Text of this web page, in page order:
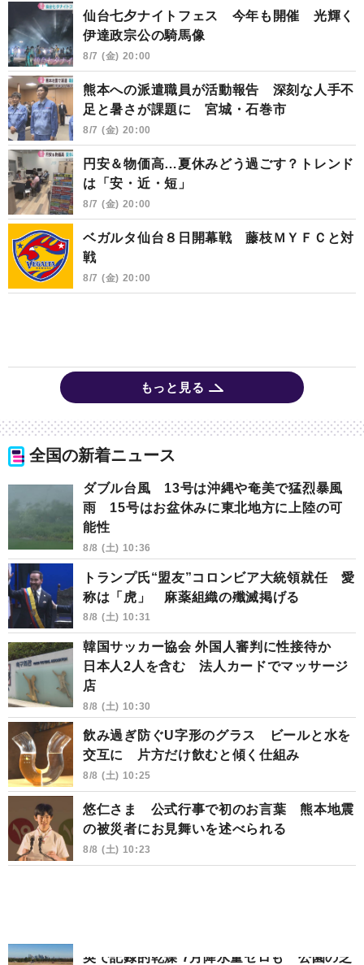
仙台七夕ナイトフェス 今年も開催 光輝く
伊達政宗公の騎馬像
8/7 (金) 20:00
熊本への派遣職員が活動報告 深刻な人手不
足と暑さが課題に 宮城・石巻市
8/7 (金) 20:00
円安＆物価高…夏休みどう過ごす？トレンド
は「安・近・短」
8/7 (金) 20:00
ベガルタ仙台８日開幕戦 藤枝ＭＹＦＣと対
戦
8/7 (金) 20:00
もっと見る
全国の新着ニュース
ダブル台風 13号は沖縄や奄美で猛烈暴風
雨 15号はお盆休みに東北地方に上陸の可
能性
8/8 (土) 10:36
トランプ氏“盟友”コロンビア大統領就任 愛
称は「虎」 麻薬組織の殲滅掲げる
8/8 (土) 10:31
韓国サッカー協会 外国人審判に性接待か
日本人2人を含む 法人カードでマッサージ
店
8/8 (土) 10:30
飲み過ぎ防ぐU字形のグラス ビールと水を
交互に 片方だけ飲むと傾く仕組み
8/8 (土) 10:25
悠仁さま 公式行事で初のお言葉 熊本地震
の被災者にお見舞いを述べられる
8/8 (土) 10:23
英で記録的乾燥 7月降水量ゼロも 公園の芝